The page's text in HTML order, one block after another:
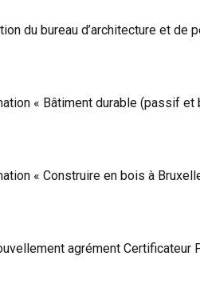
du bureau d’architecture et de
« Bâtiment durable (passif et
« Construire en bois à
agrément Certificateur